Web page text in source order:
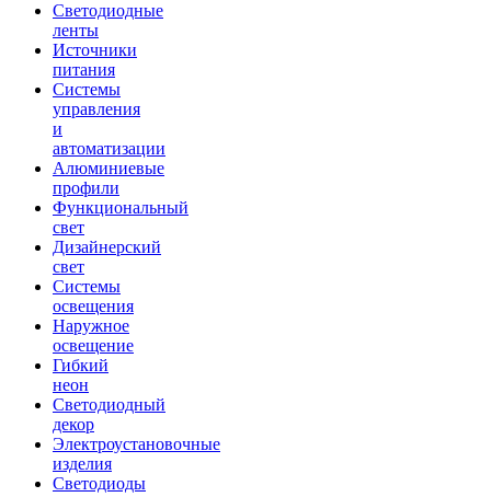
Светодиодные
ленты
Источники
питания
Системы
управления
и
автоматизации
Алюминиевые
профили
Функциональный
свет
Дизайнерский
свет
Системы
освещения
Наружное
освещение
Гибкий
неон
Светодиодный
декор
Электроустановочные
изделия
Светодиоды